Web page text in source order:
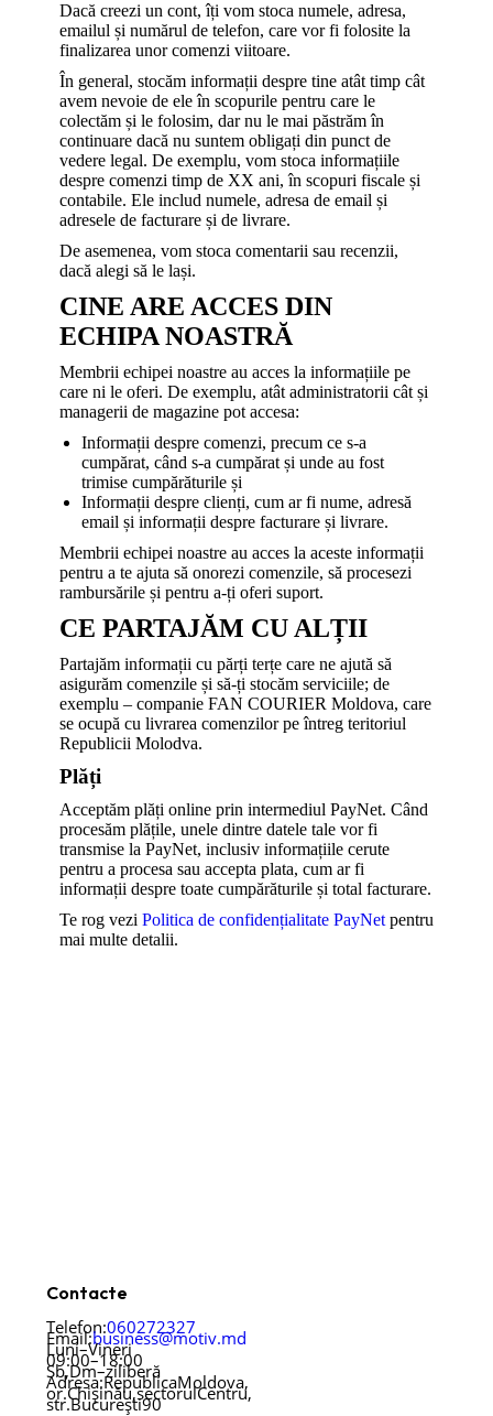
Dacă creezi un cont, îți vom stoca numele, adresa,
emailul și numărul de telefon, care vor fi folosite la
finalizarea unor comenzi viitoare.
În general, stocăm informații despre tine atât timp cât
avem nevoie de ele în scopurile pentru care le
colectăm și le folosim, dar nu le mai păstrăm în
continuare dacă nu suntem obligați din punct de
vedere legal. De exemplu, vom stoca informațiile
despre comenzi timp de XX ani, în scopuri fiscale și
contabile. Ele includ numele, adresa de email și
adresele de facturare și de livrare.
De asemenea, vom stoca comentarii sau recenzii,
dacă alegi să le lași.
CINE ARE ACCES DIN
ECHIPA NOASTRĂ
Membrii echipei noastre au acces la informațiile pe
care ni le oferi. De exemplu, atât administratorii cât și
managerii de magazine pot accesa:
Informații despre comenzi, precum ce s-a
cumpărat, când s-a cumpărat și unde au fost
trimise cumpărăturile și
Informații despre clienți, cum ar fi nume, adresă
email și informații despre facturare și livrare.
Membrii echipei noastre au acces la aceste informații
pentru a te ajuta să onorezi comenzile, să procesezi
rambursările și pentru a-ți oferi suport.
CE PARTAJĂM CU ALȚII
Partajăm informații cu părți terțe care ne ajută să
asigurăm comenzile și să-ți stocăm serviciile; de
exemplu – companie FAN COURIER Moldova, care
se ocupă cu livrarea comenzilor pe întreg teritoriul
Republicii Molodva.
Plăți
Acceptăm plăți online prin intermediul PayNet. Când
procesăm plățile, unele dintre datele tale vor fi
transmise la PayNet, inclusiv informațiile cerute
pentru a procesa sau accepta plata, cum ar fi
informații despre toate cumpărăturile și total facturare.
Te rog vezi Politica de confidențialitate PayNet pentru
mai multe detalii.
Contacte
Telefon:060 27 23 27
Email:business@motiv.md
Luni – Vineri
09:00 – 18:00
Sb, Dm – zi liberă
Adresa: Republica Moldova,
or. Chișinău, sectorul Centru,
str. București 90